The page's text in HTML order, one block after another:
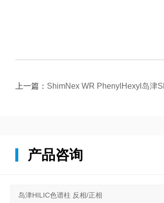
上一篇： ShimNex WR PhenylHexyl岛津
产品咨询